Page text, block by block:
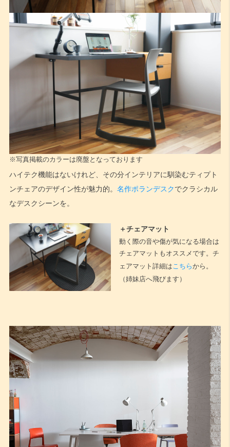
※写真掲載のカラーは廃盤となっております
ハイテク機能はないけれど、その分インテリアに馴染むティプト
ンチェアのデザイン性が魅力的。 名作ポランデスクでクラシカル
なデスクシーンを。
＋チェアマット
動く際の音や傷が気になる場合は
チェアマットもオススメです。チ
ェアマット詳細はこちらから。
（姉妹店へ飛びます）